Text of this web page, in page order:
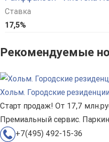
Ставка
17,5%
Рекомендуемые
Хольм. Городские
Старт продаж! От 17,7
Премиальный сервис.
+7(495) 492-15-36